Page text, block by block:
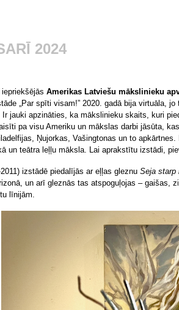
2024
Amerikas Latviešu mākslinieku
„Par spīti visam!” 2020. gadā bija virtuāla,
jauki apzināties, ka mākslinieku skaits, kuri
pa visu Ameriku un mākslas darbi jāsūta,
Ņujorkas, Vašingtonas un to
un teātra leļļu māksla. Lai aprakstītu izstādi,
izstādē piedalījās ar eļļas gleznu Seja starp
un arī gleznās tas atspoguļojas –
līnijām.